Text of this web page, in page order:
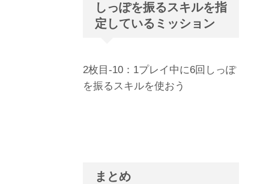
しっぽを振るスキルを指
定しているミッション
2枚目 -10 ： 1プレイ中に6回しっぽ
を振るスキルを使おう
まとめ